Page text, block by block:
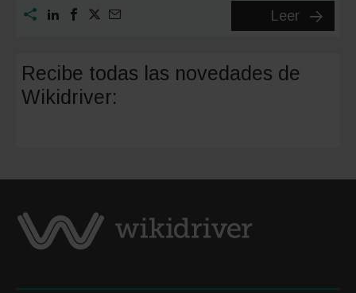
Leer
Recibe todas las novedades de
Wikidriver: